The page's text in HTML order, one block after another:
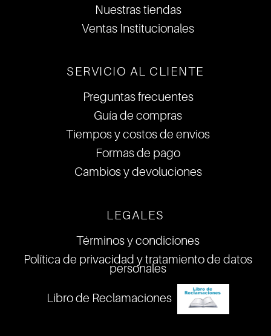
Nuestras tiendas
Ventas Institucionales
SERVICIO AL CLIENTE
Preguntas frecuentes
Guía de compras
Tiempos y costos de envios
Formas de pago
Cambios y devoluciones
LEGALES
Términos y condiciones
Política de privacidad y tratamiento de datos
personales
Libro de Reclamaciones